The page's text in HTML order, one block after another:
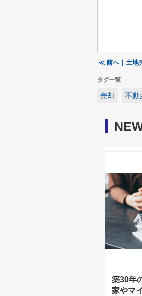
≪ 前へ｜土地
タグ一覧
売却 不動
築30年
家やマ